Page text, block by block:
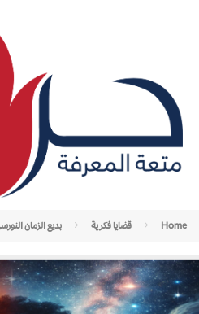
Home قضايا فكرية بديع الزمان